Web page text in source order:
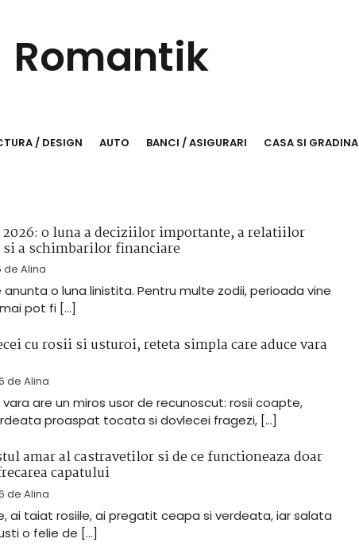
Romantik
/ DESIGN AUTO BANCI / ASIGURARI CASA SI GRADINA
2026: o luna a deciziilor importante, a relatiilor
si a schimbarilor financiare
de Alina
anunta o luna linistita. Pentru multe zodii, perioada vine
pot fi […]
cu rosii si usturoi, reteta simpla care aduce vara
de Alina
are un miros usor de recunoscut: rosii coapte,
proaspat tocata si dovlecei fragezi, […]
amar al castravetilor si de ce functioneaza doar
capatului
de Alina
ai taiat rosiile, ai pregatit ceapa si verdeata, iar salata
o felie de […]